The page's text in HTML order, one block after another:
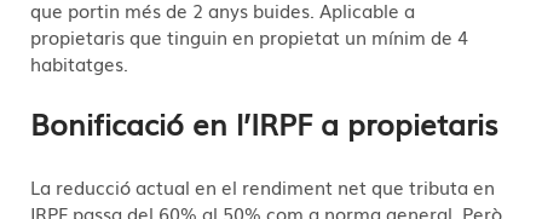
que portin més de 2 anys buides. Aplicable a
propietaris que tinguin en propietat un mínim de 4
habitatges.
Bonificació en l’IRPF a propietaris
La reducció actual en el rendiment net que tributa en
IRPF passa del 60% al 50% com a norma general. Però